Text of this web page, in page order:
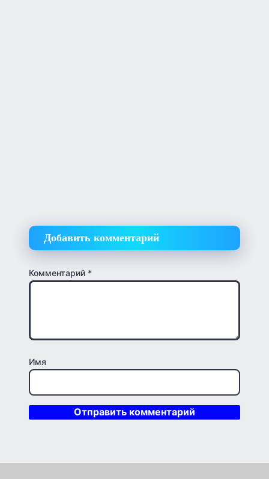
Добавить комментарий
Комментарий *
Имя